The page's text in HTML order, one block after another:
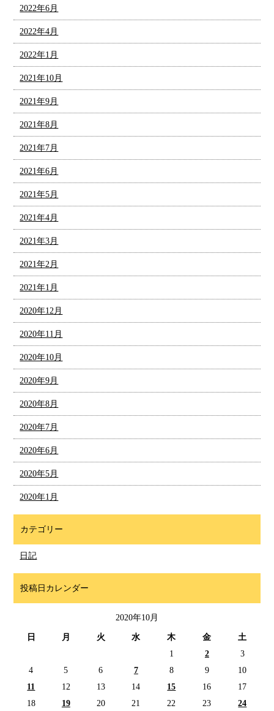
2022年6月
2022年4月
2022年1月
2021年10月
2021年9月
2021年8月
2021年7月
2021年6月
2021年5月
2021年4月
2021年3月
2021年2月
2021年1月
2020年12月
2020年11月
2020年10月
2020年9月
2020年8月
2020年7月
2020年6月
2020年5月
2020年1月
カテゴリー
日記
投稿日カレンダー
2020年10月
日 月 火 水 木 金
土
1
2
3
4
5 6 7 8 9
10
11
12 13 14 15 16
17
18
19 20 21 22 23 24